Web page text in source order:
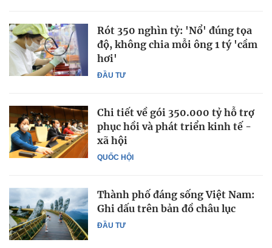
ĐẦU TƯ
Rót 350 nghìn tỷ: 'Nổ' đúng tọa
độ, không chia mỗi ông 1 tý 'cầm
hơi'
QUỐC HỘI
Chi tiết về gói 350.000 tỷ hỗ trợ
phục hồi và phát triển kinh tế -
xã hội
ĐẦU TƯ
Thành phố đáng sống Việt Nam:
Ghi dấu trên bản đồ châu lục